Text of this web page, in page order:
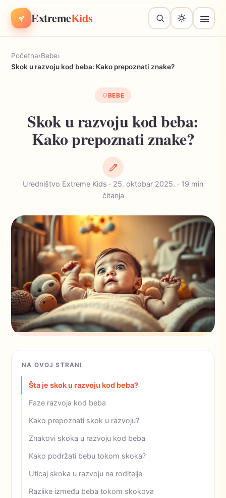
ExtremeKids
Početna›Bebe›
Skok u razvoju kod beba: Kako prepoznati znake?
BEBE
Skok u razvoju kod beba:
Kako prepoznati znake?
Uredništvo Extreme Kids · 25. oktobar 2025. · 19 min
čitanja
NA OVOJ STRANI
Šta je skok u razvoju kod beba?
Faze razvoja kod beba
Kako prepoznati skok u razvoju?
Znakovi skoka u razvoju kod beba
Kako podržati bebu tokom skoka?
Uticaj skoka u razvoju na roditelje
Razlike između beba tokom skokova